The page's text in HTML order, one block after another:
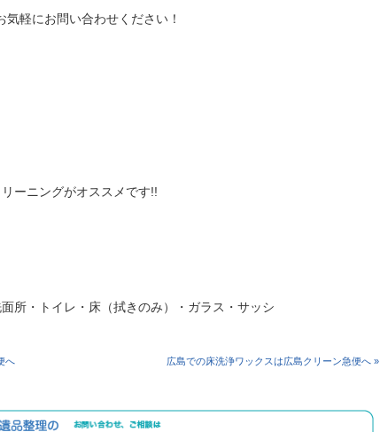
軽にお問い合わせください！
ーニングがオススメです!!
所・トイレ・床（拭きのみ）・ガラス・サッシ
へ 広島での床洗浄ワックスは広島クリーン急便へ »